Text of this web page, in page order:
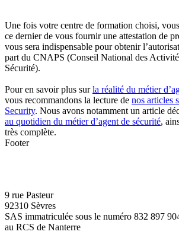
Une fois votre centre de formation choisi,
ce dernier de vous fournir une attestation de
vous sera indispensable pour obtenir
part du CNAPS (Conseil National des
Sécurité).
Pour en savoir plus sur la réalité du métier
vous recommandons la lecture de nos articles
Security. Nous avons notamment un article
au quotidien du métier d’agent de sécurité,
très complète.
Footer
9 rue Pasteur
92310 Sèvres
SAS immatriculée sous le numéro 832 897
au RCS de Nanterre